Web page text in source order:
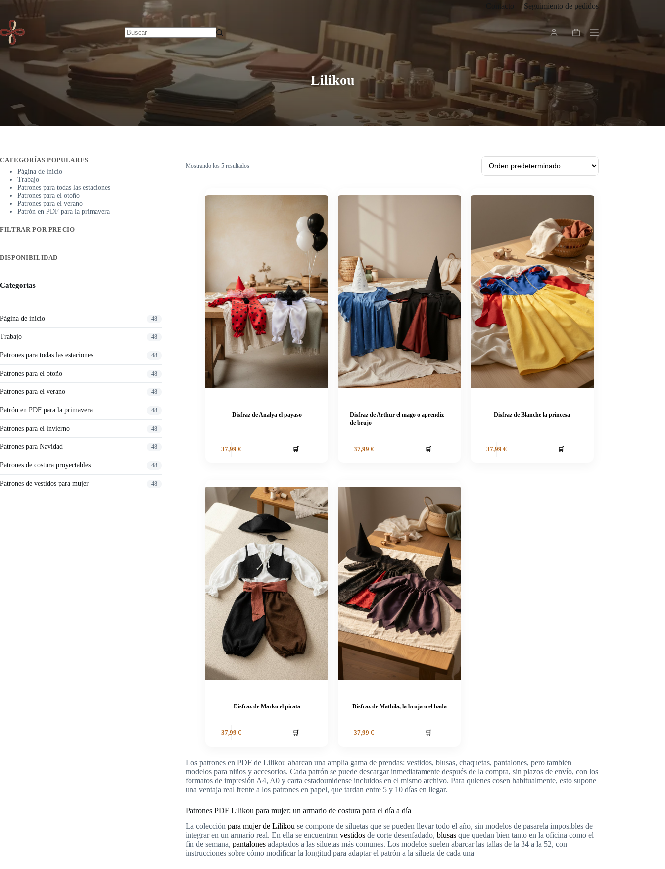
contenido
Contacto Seguimiento de pedidos
Sin
resultados
Carro
de
Lilikou
Mostrando los 5 resultados
Disfraz de Analya el payaso
37,99 € 🛒
Disfraz de Arthur el mago o aprendiz
de brujo
37,99 € 🛒
Disfraz de Blanche la princesa
37,99 € 🛒
Disfraz de Marko el pirata
37,99 € 🛒
Disfraz de Mathila, la bruja o el hada
37,99 € 🛒
Los patrones en PDF de Lilikou abarcan una amplia gama de prendas: vestidos, blusas, chaquetas, pantalones, pero también
modelos para niños y accesorios. Cada patrón se puede descargar inmediatamente después de la compra, sin plazos de envío, con los
formatos de impresión A4, A0 y carta estadounidense incluidos en el mismo archivo. Para quienes cosen habitualmente, esto supone
una ventaja real frente a los patrones en papel, que tardan entre 5 y 10 días en llegar.
Patrones PDF Lilikou para mujer: un armario de costura para el día a día
La colección para mujer de Lilikouse compone de siluetas que se pueden llevar todo el año, sin modelos de pasarela imposibles de
integrar en un armario real. En ella se encuentran vestidosde corte desenfadado, blusasque quedan bien tanto en la oficina como el
fin de semana, pantalonesadaptados a las siluetas más comunes. Los modelos suelen abarcar las tallas de la 34 a la 52, con
instrucciones sobre cómo modificar la longitud para adaptar el patrón a la silueta de cada una.
CATEGORÍAS POPULARES
Página de inicio
Trabajo
Patrones para todas las estaciones
Patrones para el otoño
Patrones para el verano
Patrón en PDF para la primavera
FILTRAR POR PRECIO
DISPONIBILIDAD
Categorías
Página de inicio 48
Trabajo 48
Patrones para todas las estaciones 48
Patrones para el otoño 48
Patrones para el verano 48
Patrón en PDF para la primavera 48
Patrones para el invierno 48
Patrones para Navidad 48
Patrones de costura proyectables 48
Patrones de vestidos para mujer 48